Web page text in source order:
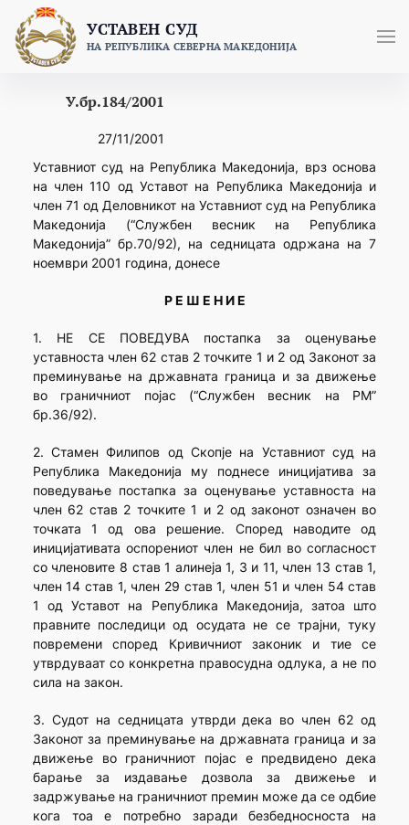
content
УСТАВЕН СУД
НА РЕПУБЛИКА СЕВЕРНА МАКЕДОНИЈА
У.бр.184/2001
27/11/2001
Уставниот суд на Република Македонија, врз основа
на член 110 од Уставот на Република Македонија и
член 71 од Деловникот на Уставниот суд на Република
Македонија (“Службен весник на Република
Македонија” бр.70/92), на седницата одржана на 7
ноември 2001 година, донесе
Р Е Ш Е Н И Е
1. НЕ СЕ ПОВЕДУВА постапка за оценување
уставноста член 62 став 2 точките 1 и 2 од Законот за
преминување на државната граница и за движење
во граничниот појас (“Службен весник на РМ”
бр.36/92).
2. Стамен Филипов од Скопје на Уставниот суд на
Република Македонија му поднесе иницијатива за
поведување постапка за оценување уставноста на
член 62 став 2 точките 1 и 2 од законот означен во
точката 1 од ова решение. Според наводите од
иницијативата оспорениот член не бил во согласност
со членовите 8 став 1 алинеја 1, 3 и 11, член 13 став 1,
член 14 став 1, член 29 став 1, член 51 и член 54 став
1 од Уставот на Република Македонија, затоа што
правните последици од осудата не се трајни, туку
повремени според Кривичниот законик и тие се
утврдуваат со конкретна правосудна одлука, а не по
сила на закон.
3. Судот на седницата утврди дека во член 62 од
Законот за преминување на државната граница и за
движење во граничниот појас е предвидено дека
барање за издавање дозвола за движење и
задржување на граничниот премин може да се одбие
кога тоа е потребно заради безбедносноста на